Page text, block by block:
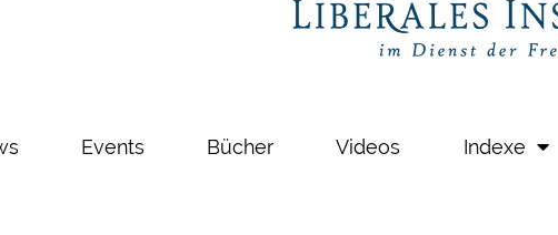
Events Bücher Videos Indexe